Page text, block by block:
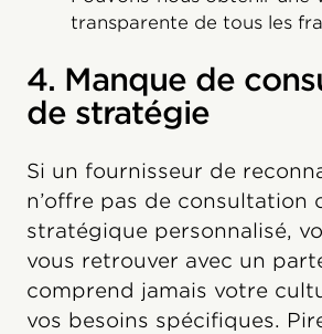
transparente de tous les
4. Manque de
de stratégie
Si un fournisseur de
n’offre pas de consultation
stratégique personnalisé,
vous retrouver avec un
comprend jamais votre
vos besoins spécifiques.